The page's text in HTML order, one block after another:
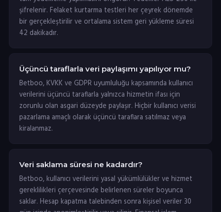
şifrelenir. Felaket kurtarma testleri her çeyrek dönemde
bir gerçekleştirilir ve ortalama sistem geri yükleme süresi
42 dakikadır.
Üçüncü taraflarla veri paylaşımı yapılıyor mu?
Betboo, KVKK ve GDPR uyumluluğu kapsamında kullanıcı
verilerini üçüncü taraflarla yalnızca hizmetin ifası için
zorunlu olan asgari düzeyde paylaşır. Hiçbir kullanıcı verisi
pazarlama amaçlı olarak üçüncü taraflara satılmaz veya
kiralanmaz.
Veri saklama süresi ne kadardır?
Betboo, kullanıcı verilerini yasal yükümlülükler ve hizmet
gereklilikleri çerçevesinde belirlenen süreler boyunca
saklar. Hesap kapatma talebinden sonra kişisel veriler 30